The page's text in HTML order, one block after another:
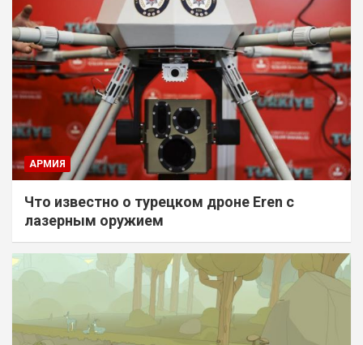
АРМИЯ
Что известно о турецком дроне Eren с
лазерным оружием